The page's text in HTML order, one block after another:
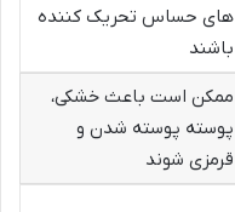
های حساس تحریک کننده
باشند
ممکن است باعث خشکی،
پوسته پوسته شدن و
قرمزی شوند